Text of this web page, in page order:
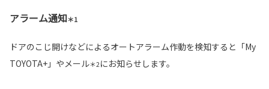
アラーム通知＊1
ドアのこじ開けなどによるオートアラーム作動を検知すると「My
TOYOTA+」やメール＊2にお知らせします。